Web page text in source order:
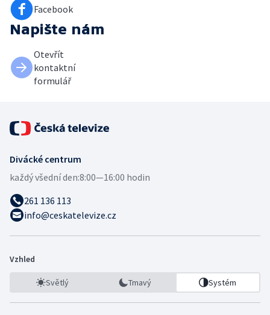
Facebook
Napište nám
Otevřít
kontaktní
formulář
Divácké centrum
každý všední den:8:00—16:00 hodin
261 136 113
info@ceskatelevize.cz
Vzhled
Světlý Tmavý Systém